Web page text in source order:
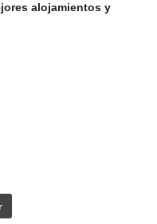
alojamientos y